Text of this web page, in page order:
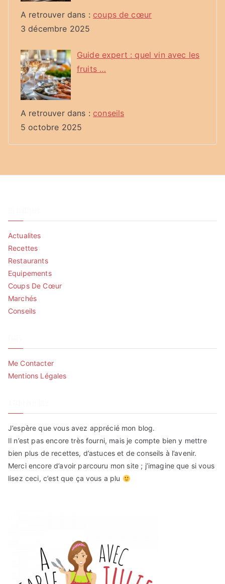
A retrouver dans : coups de cœur
3 décembre 2025
Guide expert : quel vin avec les
fruits …
A retrouver dans : conseils
5 octobre 2025
Actualites
Recettes
Restaurants
Equipements
Coups De Cœur
Marchés
Conseils
Me Contacter
Mentions Légales
J’espère que vous avez apprécié mon blog.
Il n’est pas encore très fourni, mais je compte bien y mettre
bien plus de recettes, d’astuces et de conseils à l’avenir.
Merci encore d’avoir parcouru mon site ; j’imagine que si vous
lisez ceci, c’est que ça vous a plu